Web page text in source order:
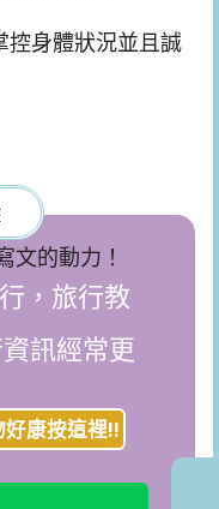
身體狀況並且誠
文的動力！
，旅行教
訊經常更
康按這裡!!